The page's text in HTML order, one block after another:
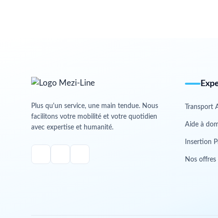
Plus qu'un service, une main tendue. Nous
facilitons votre mobilité et votre quotidien
avec expertise et humanité.
Transport
Aide à
Insertion
Nos